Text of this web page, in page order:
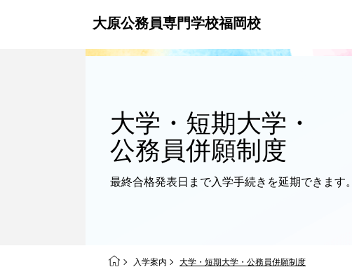
大原公務員専門学校福岡校
大学・短期大学・
公務員併願制度
最終合格発表日まで入学手続きを延期できます。
入学案内 大学・短期大学・公務員併願制度